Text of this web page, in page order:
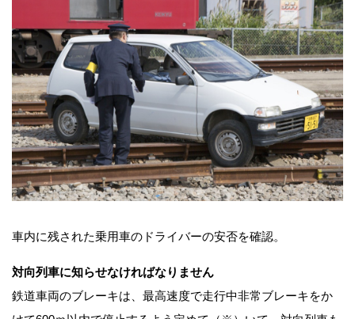
車内に残された乗用車のドライバーの安否を確認。
対向列車に知らせなければなりません
鉄道車両のブレーキは、最高速度で走行中非常ブレーキをか